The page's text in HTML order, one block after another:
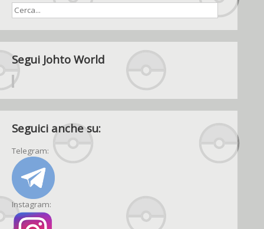
Segui Johto World
Seguici anche su:
Telegram:
Instagram: